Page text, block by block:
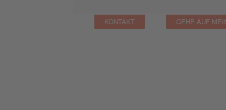
KONTAKT GEHE AUF